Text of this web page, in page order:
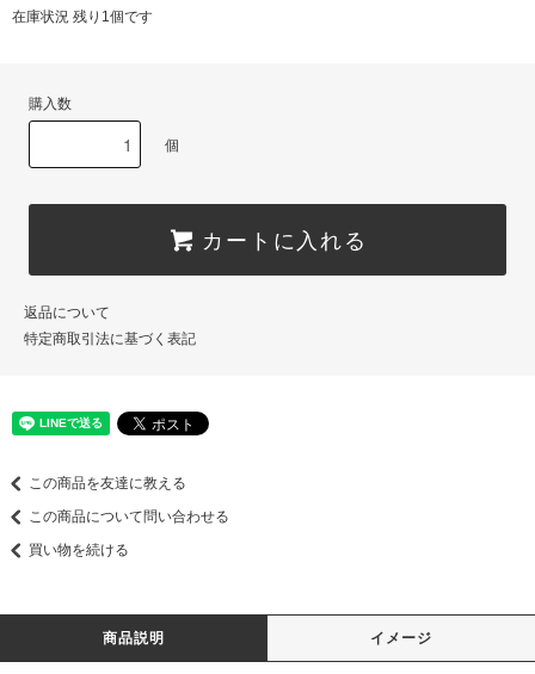
在庫状況 残り1個です
購入数
個
カートに入れる
返品について
特定商取引法に基づく表記
この商品を友達に教える
この商品について問い合わせる
買い物を続ける
商品説明 イメージ